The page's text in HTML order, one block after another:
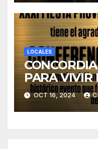
LOCALES
PARA VIVIR LA XXXI EDICIÓN
DE LA
DEL
OCT 16, 2024